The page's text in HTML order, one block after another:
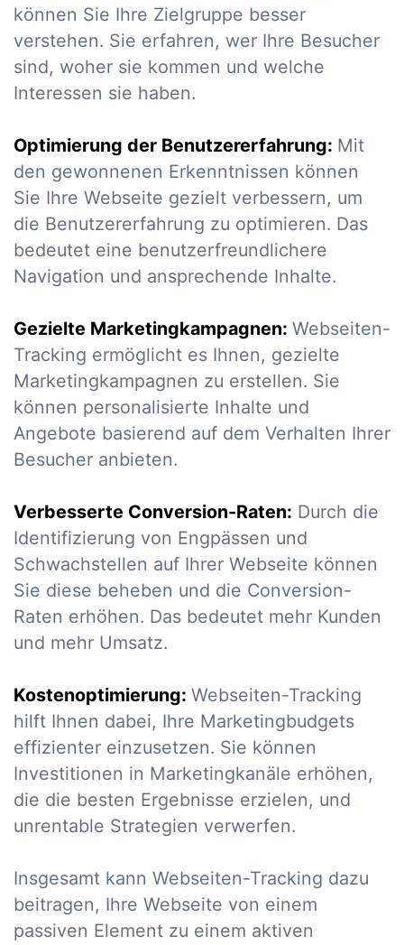
können Sie Ihre Zielgruppe besser
verstehen. Sie erfahren, wer Ihre Besucher
sind, woher sie kommen und welche
Interessen sie haben.
Optimierung der Benutzererfahrung: Mit
den gewonnenen Erkenntnissen können
Sie Ihre Webseite gezielt verbessern, um
die Benutzererfahrung zu optimieren. Das
bedeutet eine benutzerfreundlichere
Navigation und ansprechende Inhalte.
Gezielte Marketingkampagnen: Webseiten-
Tracking ermöglicht es Ihnen, gezielte
Marketingkampagnen zu erstellen. Sie
können personalisierte Inhalte und
Angebote basierend auf dem Verhalten Ihrer
Besucher anbieten.
Verbesserte Conversion-Raten: Durch die
Identifizierung von Engpässen und
Schwachstellen auf Ihrer Webseite können
Sie diese beheben und die Conversion-
Raten erhöhen. Das bedeutet mehr Kunden
und mehr Umsatz.
Kostenoptimierung: Webseiten-Tracking
hilft Ihnen dabei, Ihre Marketingbudgets
effizienter einzusetzen. Sie können
Investitionen in Marketingkanäle erhöhen,
die die besten Ergebnisse erzielen, und
unrentable Strategien verwerfen.
Insgesamt kann Webseiten-Tracking dazu
beitragen, Ihre Webseite von einem
passiven Element zu einem aktiven